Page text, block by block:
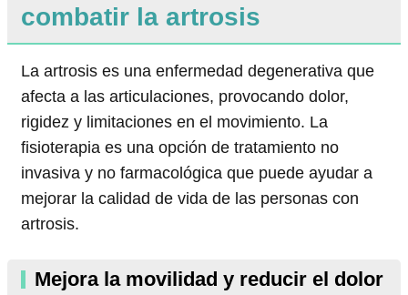
combatir la artrosis
La artrosis es una enfermedad degenerativa que
afecta a las articulaciones, provocando dolor,
rigidez y limitaciones en el movimiento. La
fisioterapia es una opción de tratamiento no
invasiva y no farmacológica que puede ayudar a
mejorar la calidad de vida de las personas con
artrosis.
Mejora la movilidad y reducir el dolor